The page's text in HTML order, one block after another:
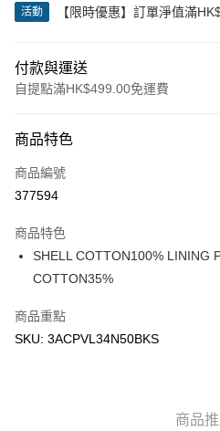
活動
【限時優惠】訂單淨值滿
付款與運送
自提點滿HK$499.00免運費
信用卡
Apple Pay
AlipayHK
WeChat Pay
商品特色
商品編號
377594
商品特色
SHELL COTTON100% LINING
COTTON35%
商品重點
SKU: 3ACPVL34N50BKS
商品